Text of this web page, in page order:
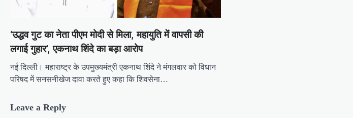
‘उद्धव गुट का नेता पीएम मोदी से मिला, महायुति में वापसी की
लगाई गुहार’, एकनाथ शिंदे का बड़ा आरोप
नई दिल्ली। महाराष्ट्र के उपमुख्यमंत्री एकनाथ शिंदे ने मंगलवार को विधान
परिषद में सनसनीखेज दावा करते हुए कहा कि शिवसेना…
Leave a Reply